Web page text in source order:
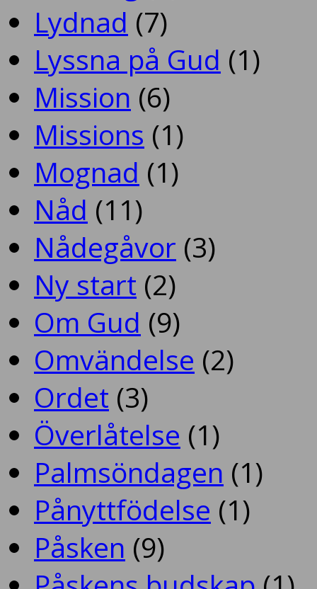
Lydnad (7)
Lyssna på Gud (1)
Mission (6)
Missions (1)
Mognad (1)
Nåd (11)
Nådegåvor (3)
Ny start (2)
Om Gud (9)
Omvändelse (2)
Ordet (3)
Överlåtelse (1)
Palmsöndagen (1)
Pånyttfödelse (1)
Påsken (9)